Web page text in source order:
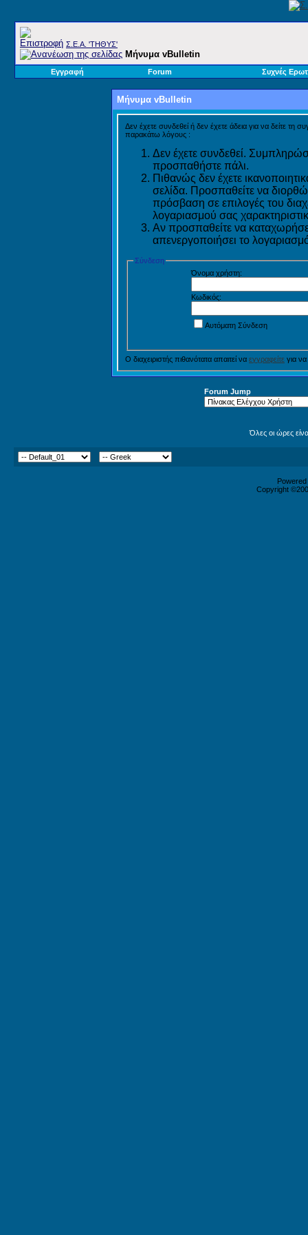
Σ.E.A. 'ΤΗΘΥΣ'
Μήνυμα vBulletin
Εγγραφή Forum Συχνές
Μήνυμα vBulletin
Δεν έχετε συνδεθεί ή δεν έχετε άδεια για να δείτε τη
παρακάτω λόγους :
Δεν έχετε συνδεθεί.
προσπαθήστε πάλι.
Πιθανώς δεν έχετε
σελίδα. Προσπαθείτε να
πρόσβαση σε επιλογές του
λογαριασμού σας
Αν προσπαθείτε να
απενεργοποιήσει το
Σύνδεση
Όνομα χρήστη:
Κωδικός:
Αυτόματη Σύνδεση
Ο διαχειριστής πιθανότατα απαιτεί να εγγραφείτε για
Forum Jump
Όλες οι ώρες
Copyright